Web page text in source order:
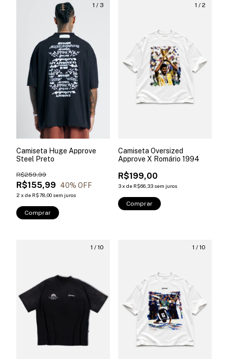
1 / 3
Camiseta Huge Approve
Steel Preto
R$155,99
R$259,99
40% OFF
2 x de R$78,00 sem juros
Comprar
1 / 2
Camiseta Oversized
Approve X Romário 1994
R$199,00
3x de R$66,33 sem juros
Comprar
1 / 10 1 / 10